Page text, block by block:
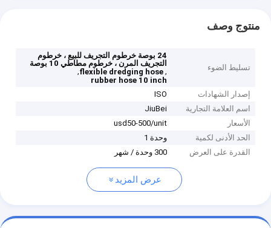
منتوج وصف
تسليط الضوء
24 بوصة خرطوم التجريف للبيع ، خرطوم
التجريف المرن ، خرطوم مطاطي 10 بوصة
,
flexible dredging hose
,
rubber hose 10 inch
إصدار الشهادات
ISO
اسم العلامة التجارية
JiuBei
الأسعار
usd50-500/unit
الحد الأدنى لكمية
وحدة 1
القدرة على العرض
300 وحدة / شهر
عرض المزيد